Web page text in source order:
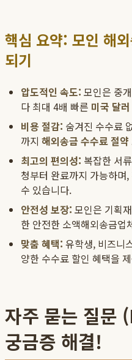
핵심 요약: 모인 해
되기
압도적인 속도: 모인은 중
다 최대 4배 빠른 미국 달
비용 절감: 숨겨진 수수료
까지 해외송금 수수료 절약
최고의 편의성: 복잡한 서
청부터 완료까지 가능하며
수 있습니다.
안전성 보장: 모인은 기획
한 안전한 소액해외송금업
맞춤 혜택: 유학생, 비즈니
양한 수수료 할인 혜택을
자주 묻는 질문
궁금증 해결!